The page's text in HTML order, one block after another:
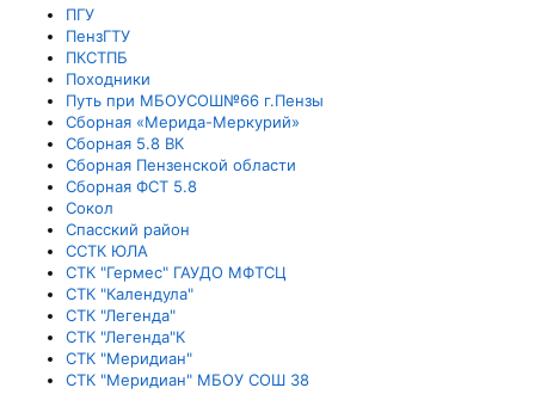
ПГУ
ПензГТУ
ПКСТПБ
Походники
Путь при МБОУСОШ№66 г.Пензы
Сборная «Мерида-Меркурий»
Сборная 5.8 ВК
Сборная Пензенской области
Сборная ФСТ 5.8
Сокол
Спасский район
ССТК ЮЛА
СТК "Гермес" ГАУДО МФТСЦ
СТК "Календула"
СТК "Легенда"
СТК "Легенда"К
СТК "Меридиан"
СТК "Меридиан" МБОУ СОШ 38